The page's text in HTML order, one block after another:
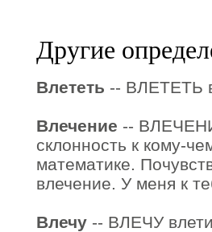
Другие
Влететь -- ВЛЕТЕТЬ
Влечение --
склонность к кому-
математике.
влечение. У меня к
Влечу -- ВЛЕЧУ